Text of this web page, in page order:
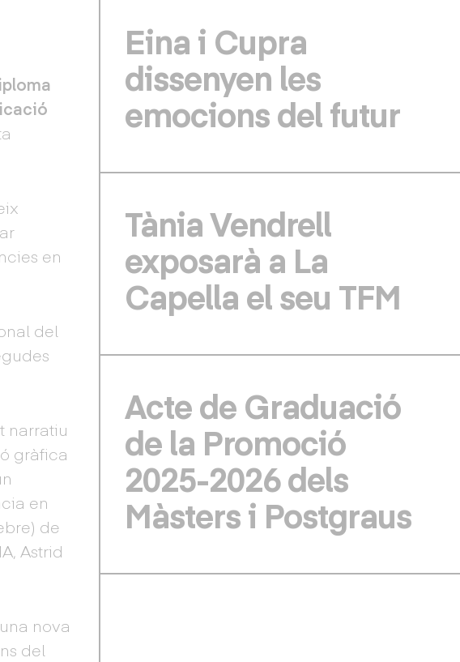
en
del
narratiu
gràfica
en
de
Astrid
nova
del
Eina i Cupra
dissenyen les
emocions del futur
Tània Vendrell
exposarà a La
Capella el seu TFM
Acte de Graduació
de la Promoció
2025-2026 dels
Màsters i Postgraus